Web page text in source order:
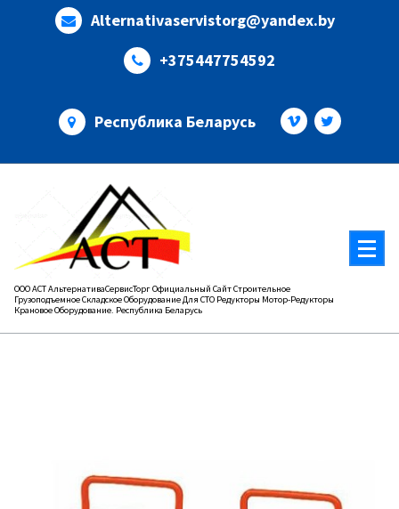
Alternativaservistorg@yandex.by
+375447754592
Республика Беларусь
ООО АСТ АльтернативаСервисТорг Официальный Сайт Строительное
Грузоподъемное Складское Оборудование Для СТО Редукторы Мотор-Редукторы
Крановое Оборудование. Республика Беларусь